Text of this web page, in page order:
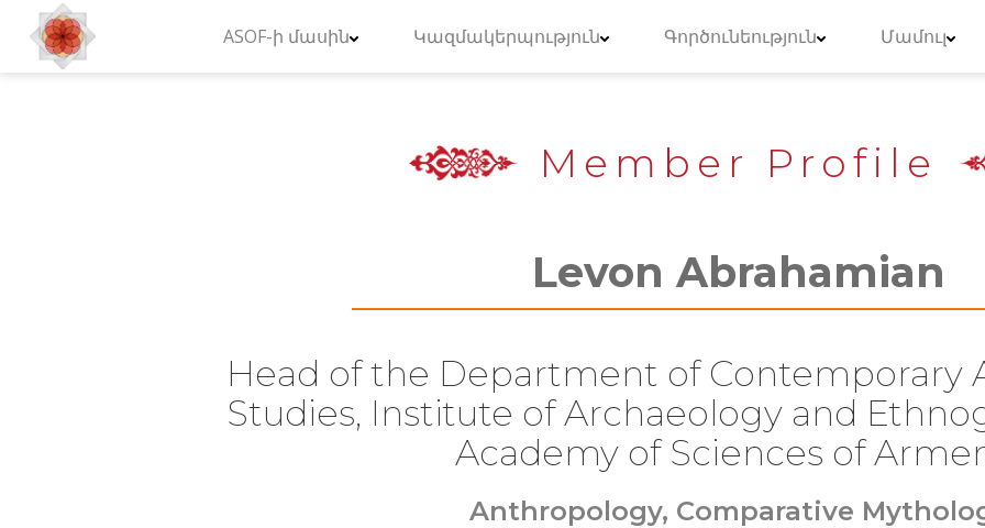
ASOF-ի մասին Կազմակերպություն Գործունեություն Մամուլ
Member Profile
Levon Abrahamian
Head of the Department of Contemporary
Studies, Institute of Archaeology and
Academy of Sciences of
Anthropology, Comparative